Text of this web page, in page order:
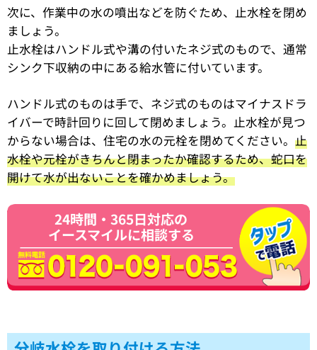
次に、作業中の水の噴出などを防ぐため、止水栓を閉め
ましょう。
止水栓はハンドル式や溝の付いたネジ式のもので、通常
シンク下収納の中にある給水管に付いています。
ハンドル式のものは手で、ネジ式のものはマイナスドラ
イバーで時計回りに回して閉めましょう。止水栓が見つ
からない場合は、住宅の水の元栓を閉めてください。 止
水栓や元栓がきちんと閉まったか確認するため、蛇口を
開けて水が出ないことを確かめましょう。
24時間・365日対応の
イースマイルに相談する